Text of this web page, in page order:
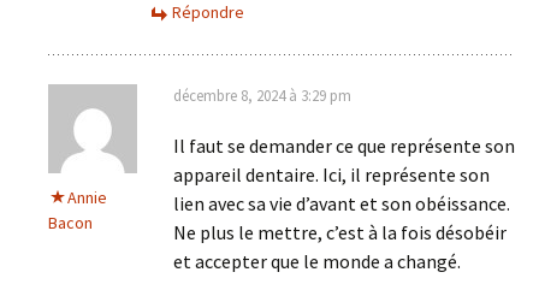
Répondre
Annie
Bacon
décembre 8, 2024 à 3:29 pm
Il faut se demander ce que représente son
appareil dentaire. Ici, il représente son
lien avec sa vie d’avant et son obéissance.
Ne plus le mettre, c’est à la fois désobéir
et accepter que le monde a changé.